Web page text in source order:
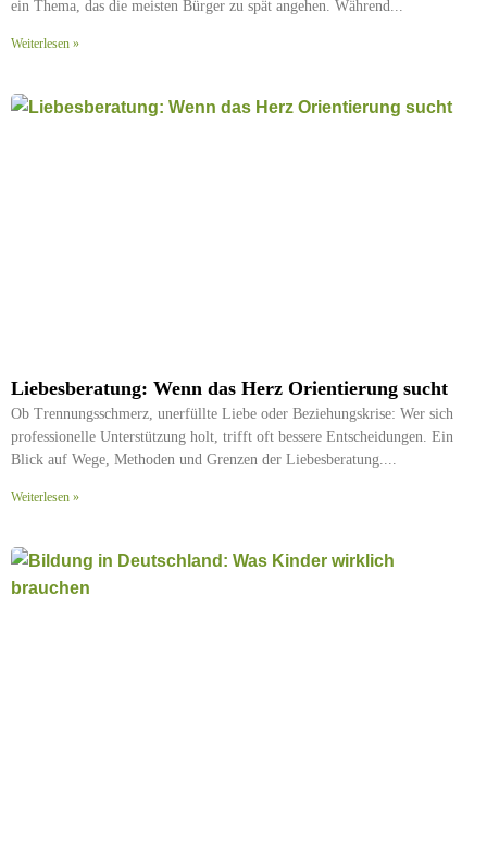
ein Thema, das die meisten Bürger zu spät angehen. Während
Weiterlesen »
Liebesberatung: Wenn das Herz Orientierung sucht
Ob Trennungsschmerz, unerfüllte Liebe oder Beziehungskrise: Wer sich
professionelle Unterstützung holt, trifft oft bessere Entscheidungen. Ein
Blick auf Wege, Methoden und Grenzen der Liebesberatung.
Weiterlesen »